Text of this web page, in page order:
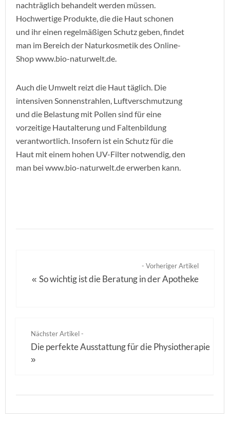
nachträglich behandelt werden müssen.
Hochwertige Produkte, die die Haut schonen
und ihr einen regelmäßigen Schutz geben, findet
man im Bereich der Naturkosmetik des Online-
Shop www.bio-naturwelt.de.
Auch die Umwelt reizt die Haut täglich. Die
intensiven Sonnenstrahlen, Luftverschmutzung
und die Belastung mit Pollen sind für eine
vorzeitige Hautalterung und Faltenbildung
verantwortlich. Insofern ist ein Schutz für die
Haut mit einem hohen UV-Filter notwendig, den
man bei www.bio-naturwelt.de erwerben kann.
- Vorheriger Artikel
«So wichtig ist die Beratung in der Apotheke
Nächster Artikel -
Die perfekte Ausstattung für die Physiotherapie
»